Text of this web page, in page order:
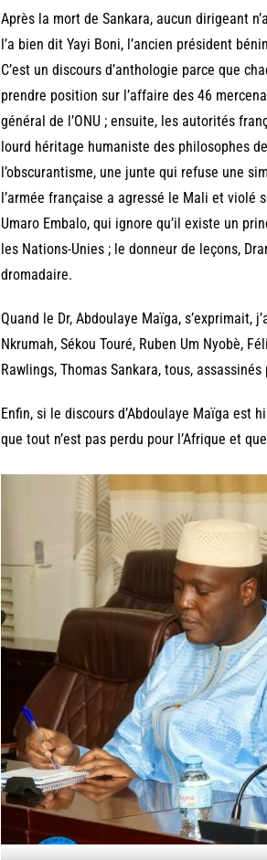
Après la mort de Sankara, aucun dirigeant
l’a bien dit Yayi Boni, l’ancien président
C’est un discours d’anthologie parce que
prendre position sur l’affaire des 46
général de l’ONU ; ensuite, les autorités
lourd héritage humaniste des philosophes
l’obscurantisme, une junte qui refuse une
l’armée française a agressé le Mali et violé
Umaro Embalo, qui ignore qu’il existe un
les Nations-Unies ; le donneur de leçons,
dromadaire.
Quand le Dr, Abdoulaye Maïga, s’exprimait,
Nkrumah, Sékou Touré, Ruben Um Nyobè,
Rawlings, Thomas Sankara, tous,
Enfin, si le discours d’Abdoulaye Maïga est
que tout n’est pas perdu pour l’Afrique et